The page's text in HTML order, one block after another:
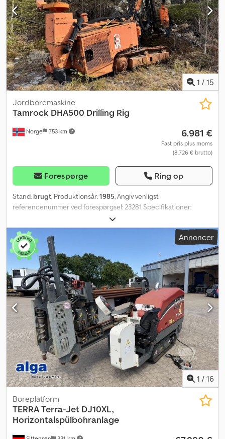
inspektionsrapport, flere billeder eller en video? Tip: Referencen
"40183 Equippo" bruges ofte, når du søger efter flere detaljer
online. 💡 Hvorfor denne maskine og vores service er noget
særligt: ✔ Grundig inspektion udført af professionelle ✔ Levering
på byggepladsen er mulig ✔ Pengene-tilbage-garanti ✔ Sikre og
fleksible betalingsmuligheder 🔄 Overvejer du andre
maskinmuligheder? Vi tilbyder nyttige værktøjer og ressourcer til
alle maskinejere og -operatører – let tilgængelige på vores
platform.
1 / 15
Norge 753 km
Jordboremaskine
Tamrock DHA500 Drilling Rig
6.981 €
Fast pris plus moms
(8.726 € brutto)
Forespørge Ring op
Stand: brugt, Produktionsår:1985, Angiv venligst
referencenummer ved forespørgsel: 23281 Specifikationer:
Årgang: 1985 Driftstimer: ukendt Vægt: 10.700 kg Codjy Ri D Hopfx
Ag Asrf Støvsuger Ikke brugt i 3 år Ejet i ca. 10 år Spil Ekstra
borekroner medfølger Kan leveres med det samme Beskrivelse:
Tamrock DHA500 boreaggregat fra 1985. Ifølge ejer har maskinen
ikke været brugt i de sidste 3 år. Kan leveres straks. Egenvægt:
10.700 kg Model: DHA500 boreaggregat. = Yderligere information
= Serienummer: 50xxxx Kontakt ATS Norway for yderligere
oplysninger.
Annoncer
1 / 16
Boreplatform
TERRATerra-Jet DJ10XL,
Horizontalspülbohranlage